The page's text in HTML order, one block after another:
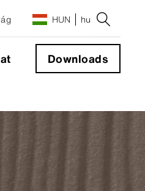
HUN hu
Downloads